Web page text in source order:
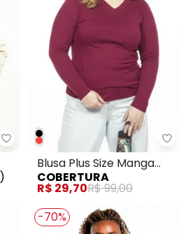
Cobertura - Blusão Feminino
)
Blusa Plus Size Manga
Longa Vermelho
COBERTURA
R$ 29,70R$ 99,00
-70%